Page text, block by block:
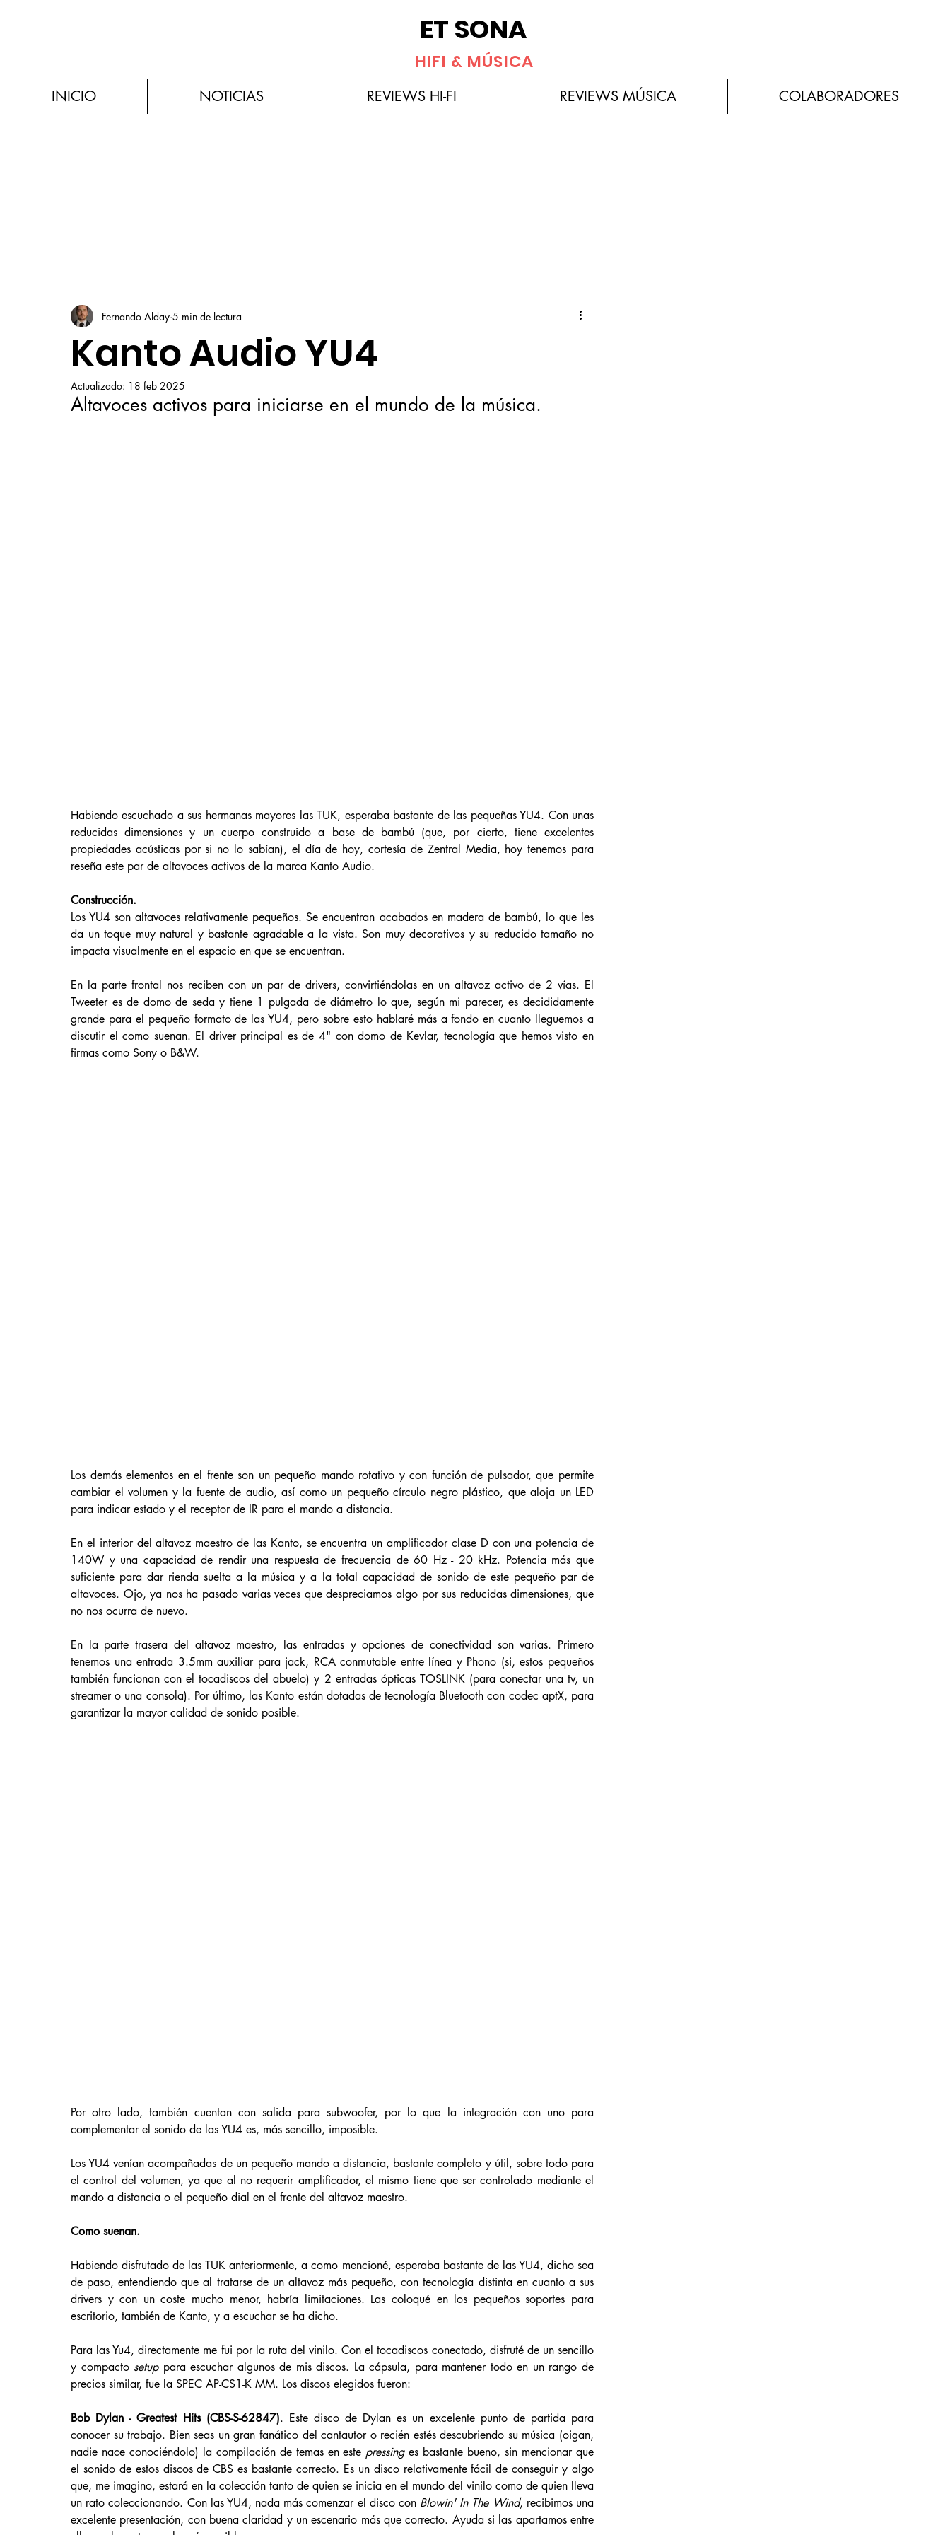
ET SONA
HIFI & MÚSICA
INICIO NOTICIAS REVIEWS HI-FI REVIEWS MÚSICA COLABORADORES
Kanto Audio YU4
Fernando Alday 5 min de lectura
Actualizado: 18 feb 2025
Altavoces activos para iniciarse en el mundo de la música.
Habiendo escuchado a sus hermanas mayores las TUK, esperaba bastante de las pequeñas YU4. Con unas
reducidas dimensiones y un cuerpo construido a base de bambú (que, por cierto, tiene excelentes
propiedades acústicas por si no lo sabían), el día de hoy, cortesía de Zentral Media, hoy tenemos para
reseña este par de altavoces activos de la marca Kanto Audio.
Construcción.
Los YU4 son altavoces relativamente pequeños. Se encuentran acabados en madera de bambú, lo que les
da un toque muy natural y bastante agradable a la vista. Son muy decorativos y su reducido tamaño no
impacta visualmente en el espacio en que se encuentran.
En la parte frontal nos reciben con un par de drivers, convirtiéndolas en un altavoz activo de 2 vías. El
Tweeter es de domo de seda y tiene 1 pulgada de diámetro lo que, según mi parecer, es decididamente
grande para el pequeño formato de las YU4, pero sobre esto hablaré más a fondo en cuanto lleguemos a
discutir el como suenan. El driver principal es de 4" con domo de Kevlar, tecnología que hemos visto en
firmas como Sony o B&W.
Los demás elementos en el frente son un pequeño mando rotativo y con función de pulsador, que permite
cambiar el volumen y la fuente de audio, así como un pequeño círculo negro plástico, que aloja un LED
para indicar estado y el receptor de IR para el mando a distancia.
En el interior del altavoz maestro de las Kanto, se encuentra un amplificador clase D con una potencia de
140W y una capacidad de rendir una respuesta de frecuencia de 60 Hz - 20 kHz. Potencia más que
suficiente para dar rienda suelta a la música y a la total capacidad de sonido de este pequeño par de
altavoces. Ojo, ya nos ha pasado varias veces que despreciamos algo por sus reducidas dimensiones, que
no nos ocurra de nuevo.
En la parte trasera del altavoz maestro, las entradas y opciones de conectividad son varias. Primero
tenemos una entrada 3.5mm auxiliar para jack, RCA conmutable entre línea y Phono (si, estos pequeños
también funcionan con el tocadiscos del abuelo) y 2 entradas ópticas TOSLINK (para conectar una tv, un
streamer o una consola). Por último, las Kanto están dotadas de tecnología Bluetooth con codec aptX, para
garantizar la mayor calidad de sonido posible.
Por otro lado, también cuentan con salida para subwoofer, por lo que la integración con uno para
complementar el sonido de las YU4 es, más sencillo, imposible.
Los YU4 venían acompañadas de un pequeño mando a distancia, bastante completo y útil, sobre todo para
el control del volumen, ya que al no requerir amplificador, el mismo tiene que ser controlado mediante el
mando a distancia o el pequeño dial en el frente del altavoz maestro.
Como suenan.
Habiendo disfrutado de las TUK anteriormente, a como mencioné, esperaba bastante de las YU4, dicho sea
de paso, entendiendo que al tratarse de un altavoz más pequeño, con tecnología distinta en cuanto a sus
drivers y con un coste mucho menor, habría limitaciones. Las coloqué en los pequeños soportes para
escritorio, también de Kanto, y a escuchar se ha dicho.
Para las Yu4, directamente me fui por la ruta del vinilo. Con el tocadiscos conectado, disfruté de un sencillo
y compacto setup para escuchar algunos de mis discos. La cápsula, para mantener todo en un rango de
precios similar, fue la SPEC AP-CS1-K MM. Los discos elegidos fueron:
Bob Dylan - Greatest Hits (CBS-S-62847). Este disco de Dylan es un excelente punto de partida para
conocer su trabajo. Bien seas un gran fanático del cantautor o recién estés descubriendo su música (oigan,
nadie nace conociéndolo) la compilación de temas en este pressing es bastante bueno, sin mencionar que
el sonido de estos discos de CBS es bastante correcto. Es un disco relativamente fácil de conseguir y algo
que, me imagino, estará en la colección tanto de quien se inicia en el mundo del vinilo como de quien lleva
un rato coleccionando. Con las YU4, nada más comenzar el disco con Blowin' In The Wind, recibimos una
excelente presentación, con buena claridad y un escenario más que correcto. Ayuda si las apartamos entre